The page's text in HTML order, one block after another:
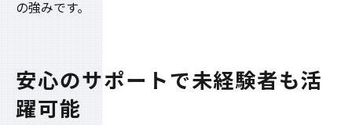
の強みです。
安心のサポートで未経験者も活
躍可能